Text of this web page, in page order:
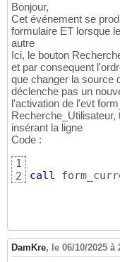
Bonjour,
Cet événement se
formulaire ET lorsque
autre
Ici, le bouton
et par consequent
que changer la source
déclenche pas un
l'activation de l'evt
insérant la ligne
Code :
1
2
call
DamKre, le 06/10/2025 à